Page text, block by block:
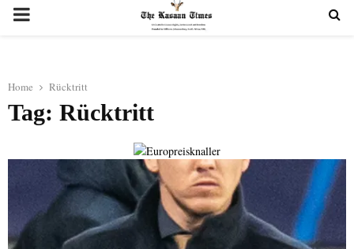
PRIMARY
Home Rücktritt
Tag: Rücktritt